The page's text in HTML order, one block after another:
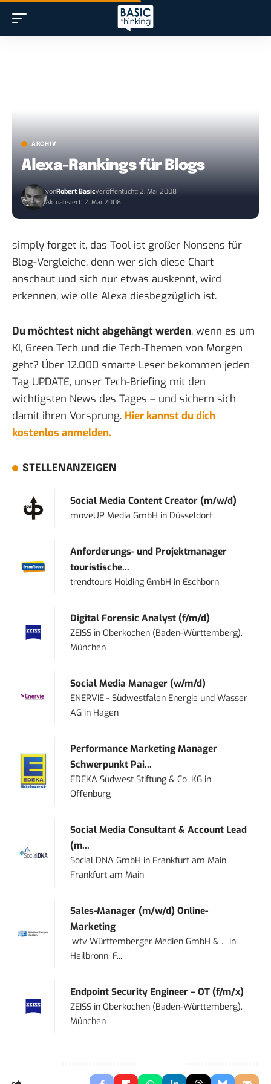
ARCHIV
Alexa-Rankings für Blogs
vonRobert BasicVeröffentlicht: 2. Mai 2008
Aktualisiert: 2. Mai 2008
simply forget it, das Tool ist großer Nonsens für
Blog-Vergleiche, denn wer sich diese Chart
anschaut und sich nur etwas auskennt, wird
erkennen, wie olle Alexa diesbegzüglich ist.
Du möchtest nicht abgehängt werden, wenn es um
KI, Green Tech und die Tech-Themen von Morgen
geht? Über 12.000 smarte Leser bekommen jeden
Tag UPDATE, unser Tech-Briefing mit den
wichtigsten News des Tages – und sichern sich
damit ihren Vorsprung. Hier kannst du dich
kostenlos anmelden.
STELLENANZEIGEN
Social Media Content Creator (m/w/d)
moveUP Media GmbH in Düsseldorf
Anforderungs- und Projektmanager
touristische...
trendtours Holding GmbH in Eschborn
Digital Forensic Analyst (f/m/d)
ZEISS inOberkochen (Baden-Württemberg),
München
Social Media Manager (w/m/d)
ENERVIE - Südwestfalen Energie und Wasser
AG in Hagen
Performance Marketing Manager
Schwerpunkt Pai...
EDEKA Südwest Stiftung & Co. KG in
Offenburg
Social Media Consultant & Account Lead
(m...
Social DNA GmbH in Frankfurt am Main,
Frankfurt am Main
Sales-Manager (m/w/d) Online-
Marketing
.wtv Württemberger Medien GmbH & ... in
Heilbronn, F...
Endpoint Security Engineer – OT (f/m/x)
ZEISS inOberkochen (Baden-Württemberg),
München